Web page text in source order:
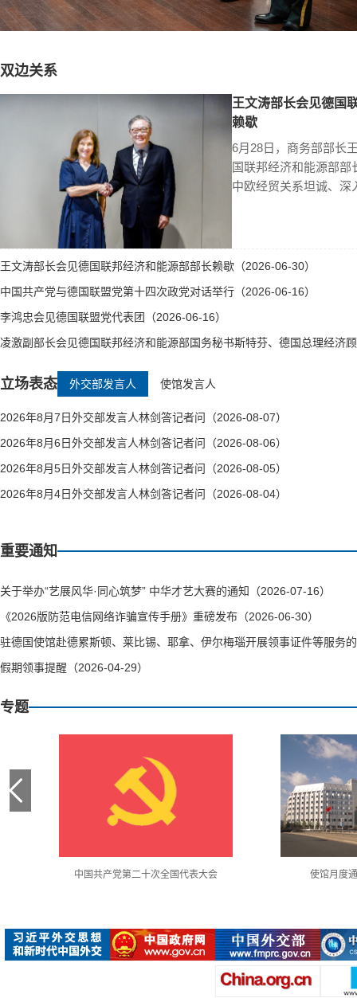
双边关系
王文涛部长会见德国
赖歇
6月28日，商务部部长
国联邦经济和能源部
中欧经贸关系坦诚、深
王文涛部长会见德国联邦经济和能源部部长赖歇（2026-06-30）
中国共产党与德国联盟党第十四次政党对话举行（2026-06-16）
李鸿忠会见德国联盟党代表团（2026-06-16）
凌激副部长会见德国联邦经济和能源部国务秘书斯特芬、德国总理经济
立场表态 外交部发言人 使馆发言人
2026年8月7日外交部发言人林剑答记者问（2026-08-07）
2026年8月6日外交部发言人林剑答记者问（2026-08-06）
2026年8月5日外交部发言人林剑答记者问（2026-08-05）
2026年8月4日外交部发言人林剑答记者问（2026-08-04）
重要通知
关于举办“艺展风华·同心筑梦” 中华才艺大赛的通知（2026-07-16）
《2026版防范电信网络诈骗宣传手册》重磅发布（2026-06-30）
驻德国使馆赴德累斯顿、莱比锡、耶拿、伊尔梅瑙开展领事证件等服务
假期领事提醒（2026-04-29）
专题
中国共产党第二十次全国代表大会 使馆月度